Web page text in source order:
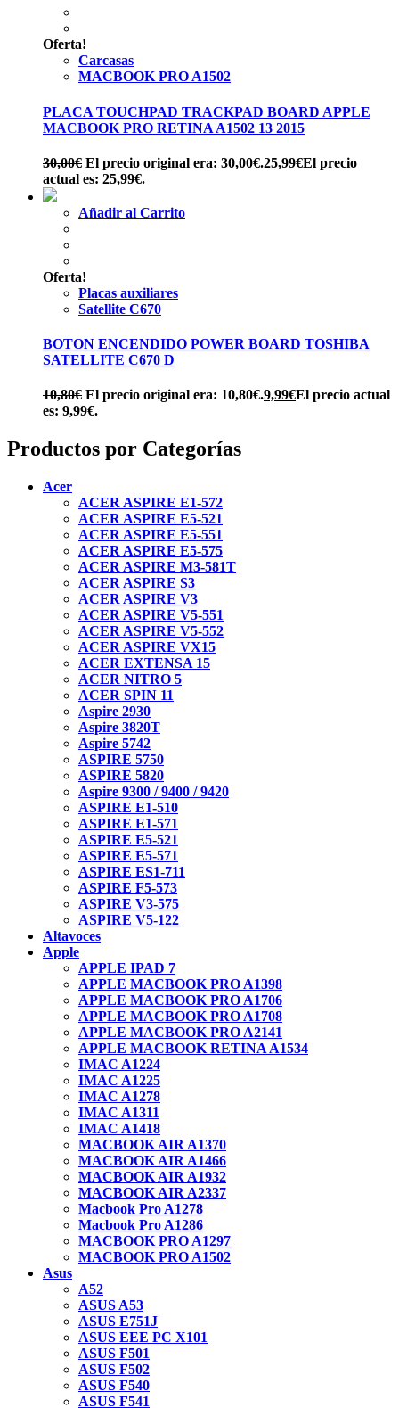
Oferta!
Carcasas
MACBOOK PRO A1502
PLACA TOUCHPAD TRACKPAD BOARD APPLE
MACBOOK PRO RETINA A1502 13 2015
30,00€ El precio original era: 30,00€.25,99€El precio
actual es: 25,99€.
Añadir al Carrito
Oferta!
Placas auxiliares
Satellite C670
BOTON ENCENDIDO POWER BOARD TOSHIBA
SATELLITE C670 D
10,80€ El precio original era: 10,80€.9,99€El precio actual
es: 9,99€.
Productos por Categorías
Acer
ACER ASPIRE E1-572
ACER ASPIRE E5-521
ACER ASPIRE E5-551
ACER ASPIRE E5-575
ACER ASPIRE M3-581T
ACER ASPIRE S3
ACER ASPIRE V3
ACER ASPIRE V5-551
ACER ASPIRE V5-552
ACER ASPIRE VX15
ACER EXTENSA 15
ACER NITRO 5
ACER SPIN 11
Aspire 2930
Aspire 3820T
Aspire 5742
ASPIRE 5750
ASPIRE 5820
Aspire 9300 / 9400 / 9420
ASPIRE E1-510
ASPIRE E1-571
ASPIRE E5-521
ASPIRE E5-571
ASPIRE ES1-711
ASPIRE F5-573
ASPIRE V3-575
ASPIRE V5-122
Altavoces
Apple
APPLE IPAD 7
APPLE MACBOOK PRO A1398
APPLE MACBOOK PRO A1706
APPLE MACBOOK PRO A1708
APPLE MACBOOK PRO A2141
APPLE MACBOOK RETINA A1534
IMAC A1224
IMAC A1225
IMAC A1278
IMAC A1311
IMAC A1418
MACBOOK AIR A1370
MACBOOK AIR A1466
MACBOOK AIR A1932
MACBOOK AIR A2337
Macbook Pro A1278
Macbook Pro A1286
MACBOOK PRO A1297
MACBOOK PRO A1502
Asus
A52
ASUS A53
ASUS E751J
ASUS EEE PC X101
ASUS F501
ASUS F502
ASUS F540
ASUS F541